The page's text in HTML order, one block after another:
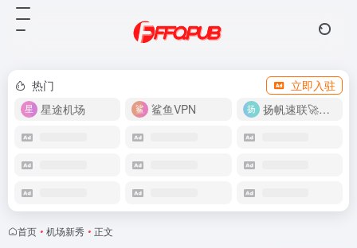
热门
立即入驻
星途机场
鲨鱼VPN 扬帆速联🚀很快
首页 • 机场新秀 • 正文